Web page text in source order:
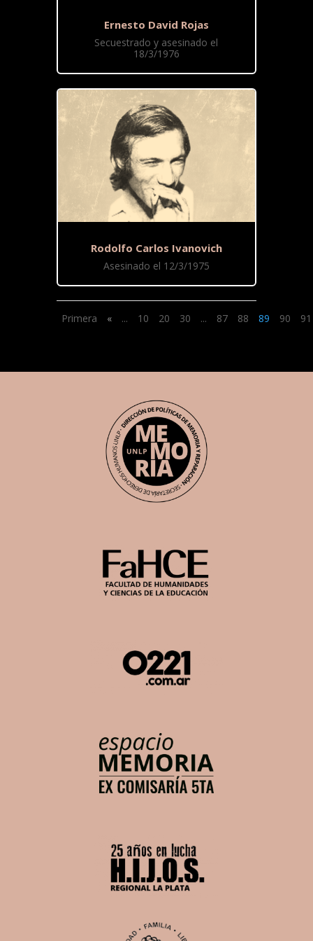
Ernesto David Rojas
Secuestrado y asesinado el
18/3/1976
Rodolfo Carlos Ivanovich
Asesinado el 12/3/1975
Primera « ... 10 20 30 ... 87 88 89 90 91